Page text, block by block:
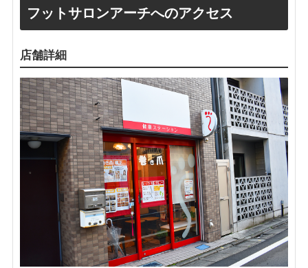
フットサロンアーチへのアクセス
店舗詳細